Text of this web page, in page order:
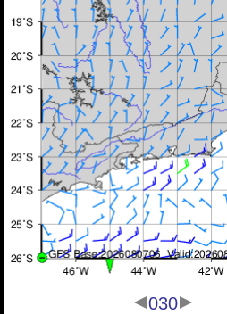
030